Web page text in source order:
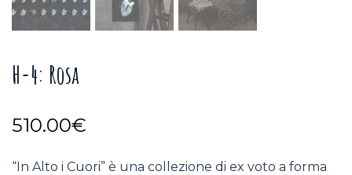
H-4: Rosa
510.00€
“In Alto i Cuori” è una collezione di ex voto a forma